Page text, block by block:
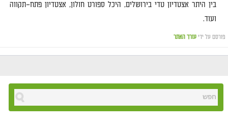
בין היתר אצטדיון טדי בירושלים, היכל ספורט חולון,אצטדיון פתח–תקווה
ועוד.
פורסם על ידי עורך האתר